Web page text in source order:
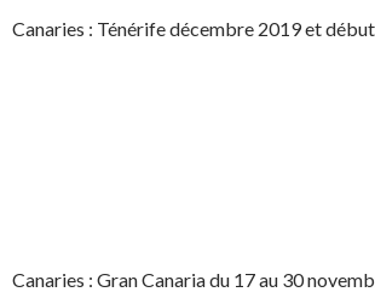
Canaries : Ténérife décembre 2019 et
Canaries : Gran Canaria du 17 au 30